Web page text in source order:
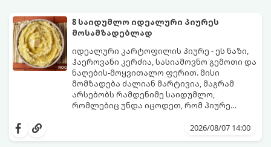
8 საიდუმლო იდეალური პიურეს
მოსამზადებლად
იდეალური კარტოფილის პიურე - ეს ნაზი,
ჰაეროვანი კერძია, სასიამოვნო გემოთი და
ნაღების-მოყვითალო ფერით. მისი
მომზადება ძალიან მარტივია, მაგრამ
არსებობს რამდენიმე საიდუმლო,
რომლებიც უნდა იცოდეთ, რომ პიურე
2026/08/07 14:00